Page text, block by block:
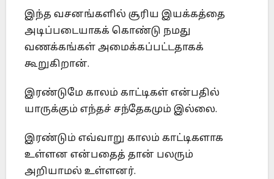
இந்த வசனங்களில் சூரிய இயக்கத்தை
அடிப்படையாகக் கொண்டு நமது
வணக்கங்கள் அமைக்கப்பட்டதாகக்
கூறுகிறான்.
இரண்டுமே காலம் காட்டிகள் என்பதில்
யாருக்கும் எந்தச் சந்தேகமும் இல்லை.
இரண்டும் எவ்வாறு காலம் காட்டிகளாக
உள்ளன என்பதைத் தான் பலரும்
அறியாமல் உள்ளனர்.